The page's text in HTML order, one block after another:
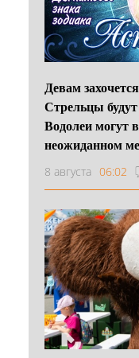
Девам
Стрельцы
Водолеи могут
неожиданном
8 августа 06:02